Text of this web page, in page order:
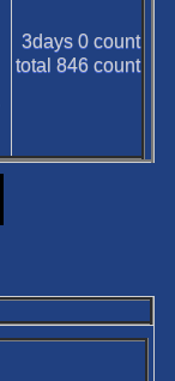
3days 0count
total 846count